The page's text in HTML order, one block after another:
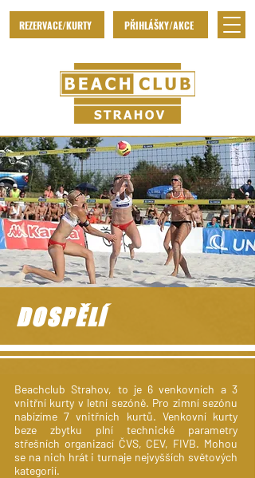
REZERVACE/KURTY PŘIHLÁŠKY/AKCE
DOSPĚLÍ
Beachclub Strahov, to je 6 venkovních a 3
vnitřní kurty v letní sezóně. Pro zimní sezónu
nabízíme 7 vnitřních kurtů. Venkovní kurty
beze zbytku plní technické parametry
střešních organizací ČVS, CEV, FIVB. Mohou
se na nich hrát i turnaje nejvyšších světových
kategorií.